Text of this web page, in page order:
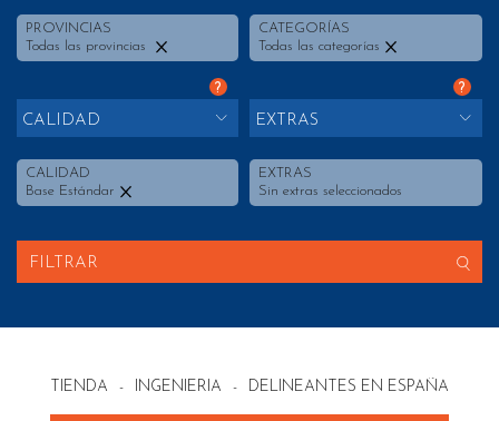
PROVINCIAS
Todas las provincias
CATEGORÍAS
Todas las categorías
?
CALIDAD
CALIDAD
Base Estándar
?
EXTRAS
EXTRAS
Sin extras seleccionados
FILTRAR
TIENDA - INGENIERIA - DELINEANTES EN ESPAÑA